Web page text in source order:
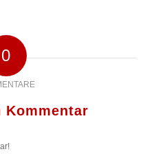
0
Kommentar